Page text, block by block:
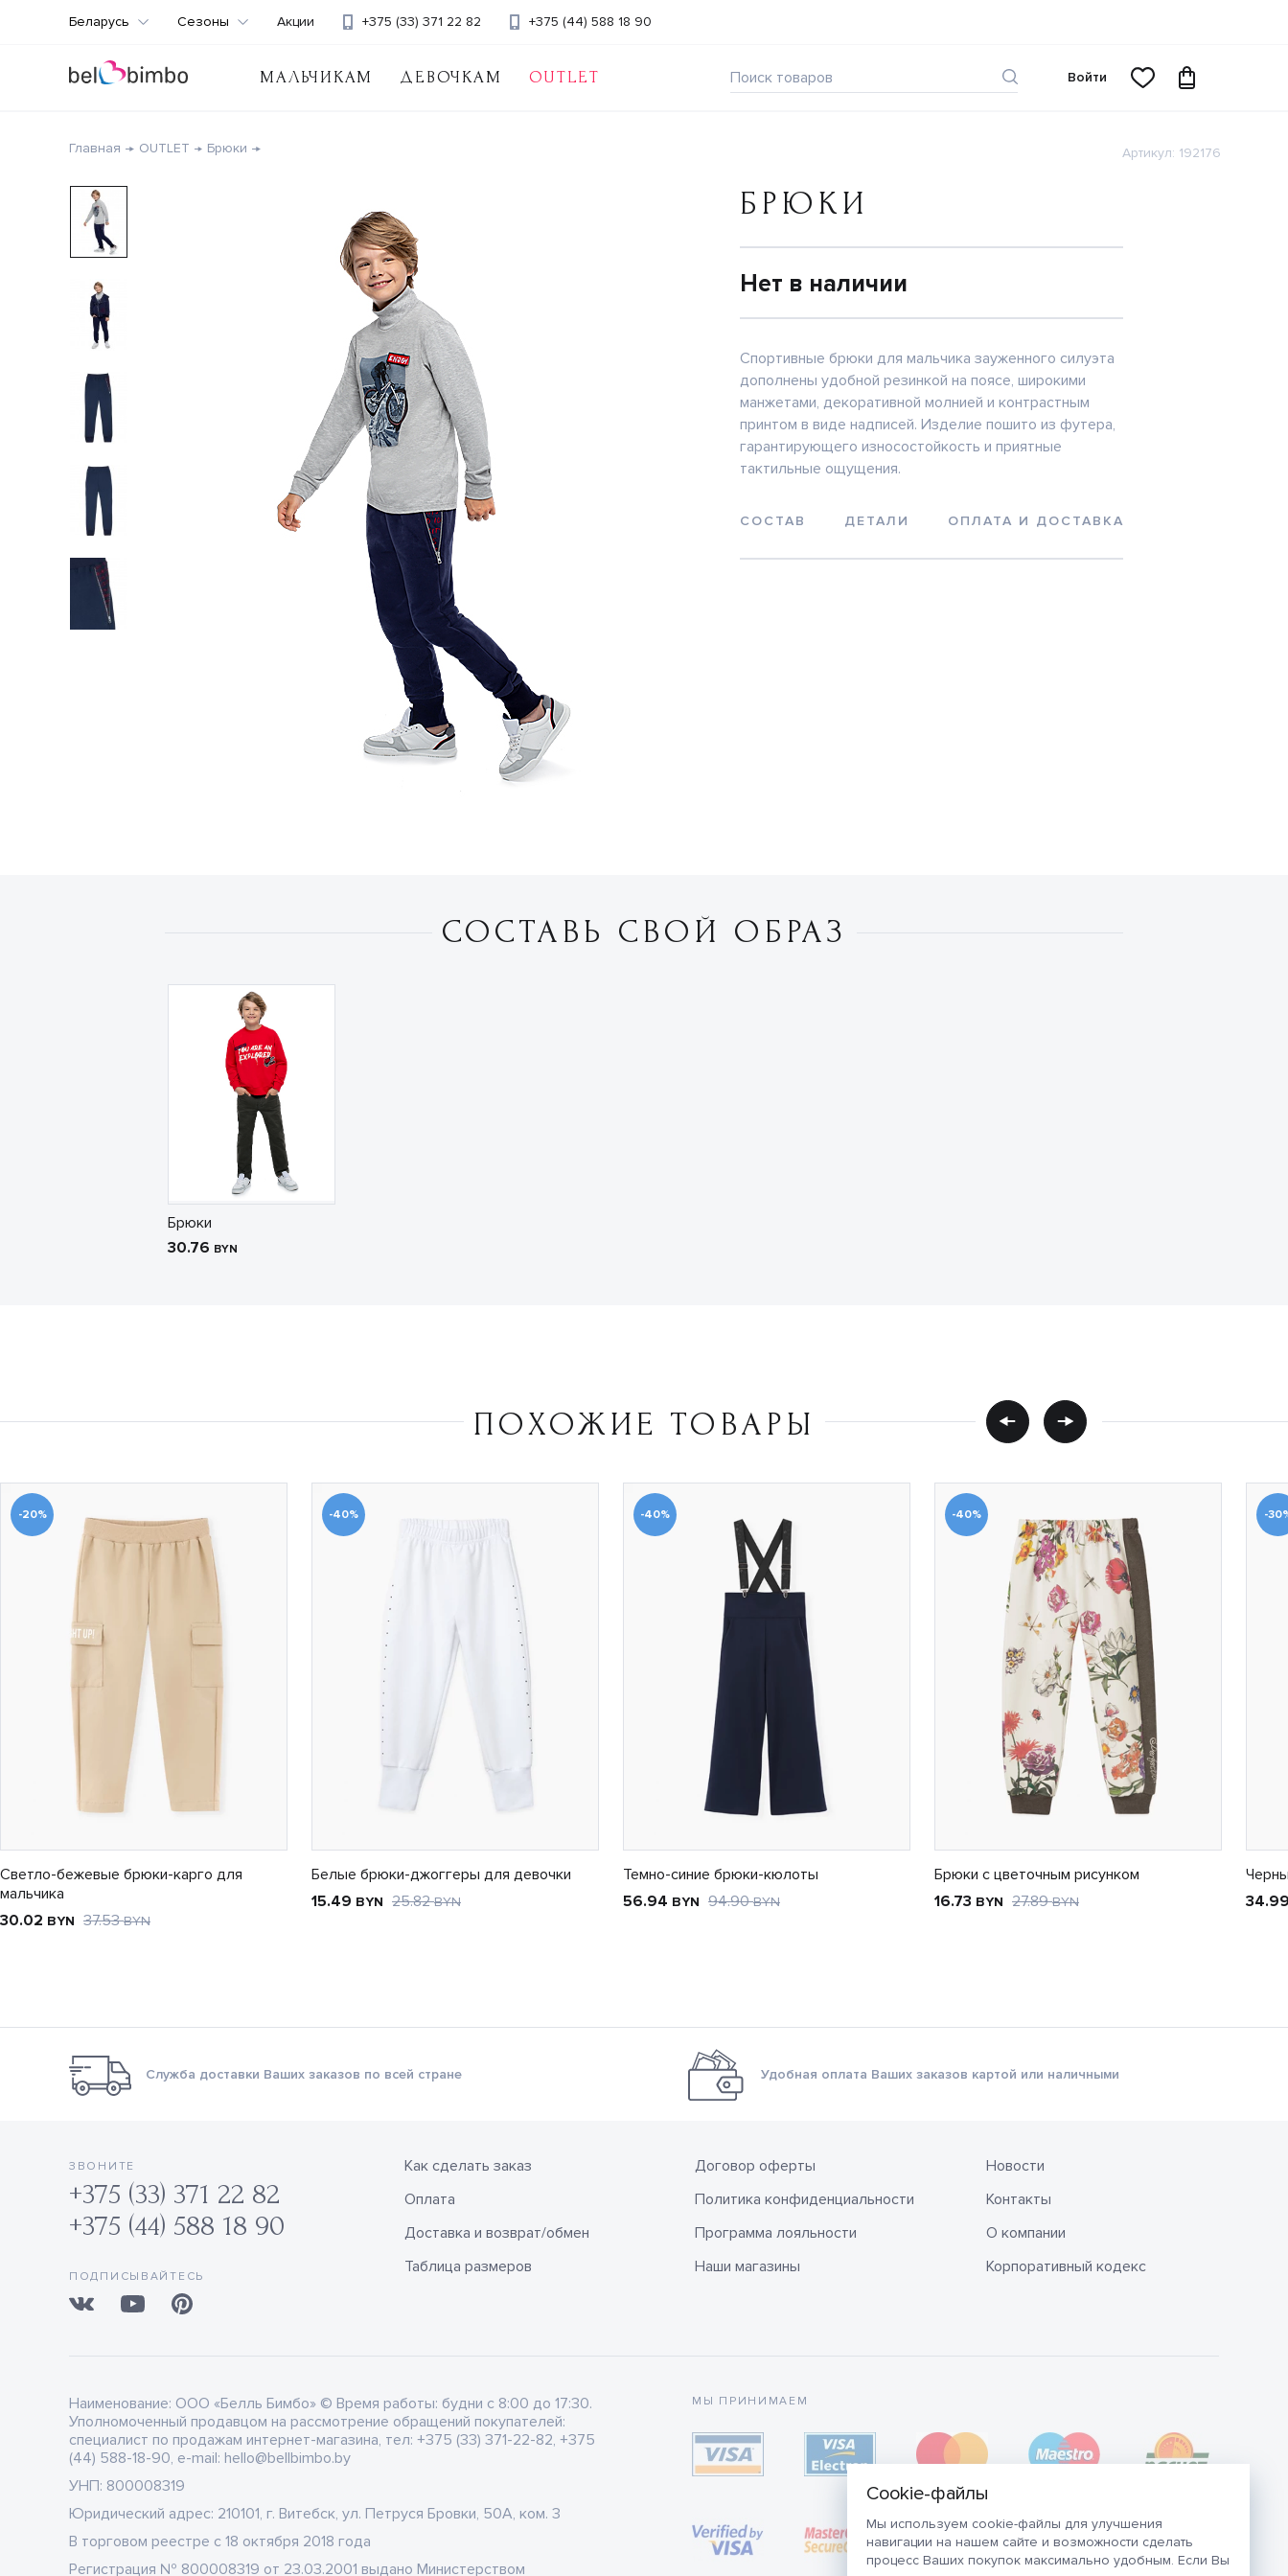
Мы используем cookie-файлы для улучшения
навигации на нашем сайте и возможности сделать
процесс Ваших покупок максимально удобным. Если Вы
МАЛЬЧИКАМ ДЕВОЧКАМ OUTLET
+375 (33) 371 22 82 +375 (44) 588 18 90
Беларусь Сезоны Акции
Войти
Главная OUTLET Брюки Артикул: 192176
БРЮКИ
Нет в наличии
Спортивные брюки для мальчика зауженного силуэта
дополнены удобной резинкой на поясе, широкими
манжетами, декоративной молнией и контрастным
принтом в виде надписей. Изделие пошито из футера,
гарантирующего износостойкость и приятные
тактильные ощущения.
СОСТАВ ДЕТАЛИ ОПЛАТА И ДОСТАВКА
СОСТАВЬ СВОЙ ОБРАЗ
Брюки
30.76 BYN
ПОХОЖИЕ ТОВАРЫ
-20%
Светло-бежевые брюки-карго для
мальчика
30.02 BYN 37.53BYN
-40%
Белые брюки-джоггеры для девочки
15.49 BYN 25.82BYN
-40%
Темно-синие брюки-кюлоты
56.94 BYN 94.90BYN
-40%
Брюки с цветочным рисунком
16.73 BYN 27.89BYN
-
Служба доставки Ваших заказов по всей стране Удобная оплата Ваших заказов картой или наличными
ЗВОНИТЕ
+375 (33) 371 22 82
+375 (44) 588 18 90
ПОДПИСЫВАЙТЕСЬ
Как сделать заказ
Оплата
Доставка и возврат/обмен
Таблица размеров
Договор оферты
Политика конфиденциальности
Программа лояльности
Наши магазины
Новости
Контакты
О компании
Корпоративный кодекс
Наименование: ООО «Белль Бимбо» © Время работы: будни с 8:00 до 17:30.
Уполномоченный продавцом на рассмотрение обращений покупателей:
специалист по продажам интернет-магазина, тел: +375 (33) 371-22-82, +375
(44) 588-18-90, e-mail: hello@bellbimbo.by
УНП: 800008319
Юридический адрес: 210101, г. Витебск, ул. Петруся Бровки, 50А, ком. 3
В торговом реестре c 18 октября 2018 года
Регистрация № 800008319 от 23.03.2001 выдано Министерством
МЫ ПРИНИМАЕМ